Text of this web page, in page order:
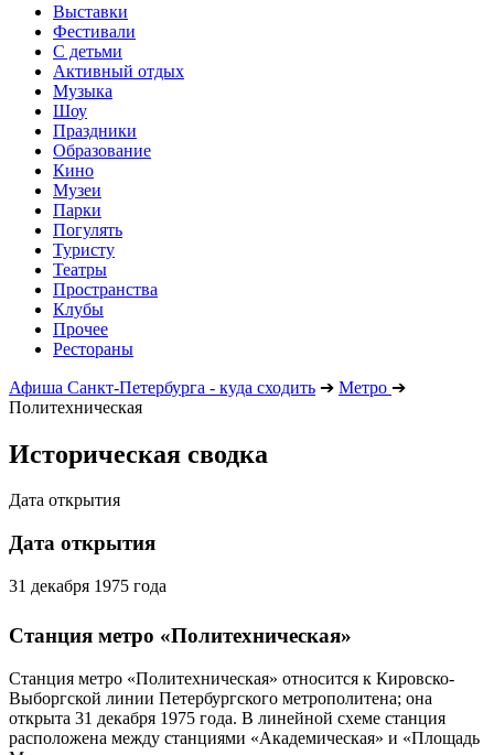
Выставки
Фестивали
С детьми
Активный отдых
Музыка
Шоу
Праздники
Образование
Кино
Музеи
Парки
Погулять
Туристу
Театры
Пространства
Клубы
Прочее
Рестораны
Афиша Санкт-Петербурга - куда сходить ➔ Метро ➔
Политехническая
Историческая сводка
Дата открытия
Дата открытия
31 декабря 1975 года
Станция метро «Политехническая»
Станция метро «Политехническая» относится к Кировско-
Выборгской линии Петербургского метрополитена; она
открыта 31 декабря 1975 года. В линейной схеме станция
расположена между станциями «Академическая» и «Площадь